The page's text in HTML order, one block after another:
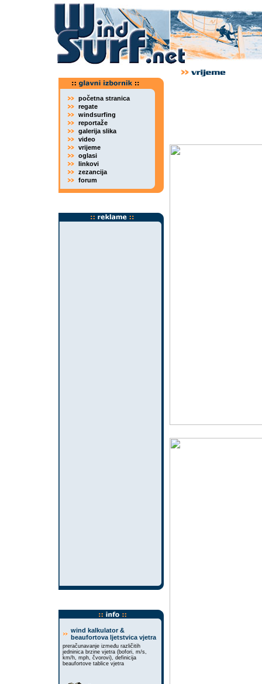
početna stranica
regate
windsurfing
reportaže
galerija slika
video
vrijeme
oglasi
linkovi
zezancija
forum
wind kalkulator &
beaufortova ljetstvica vjetra
preračunavanje između različitih
jedninica brzine vjetra (bofori, m/s,
km/h, mph, čvorovi), definicija
beaufortove tablice vjetra